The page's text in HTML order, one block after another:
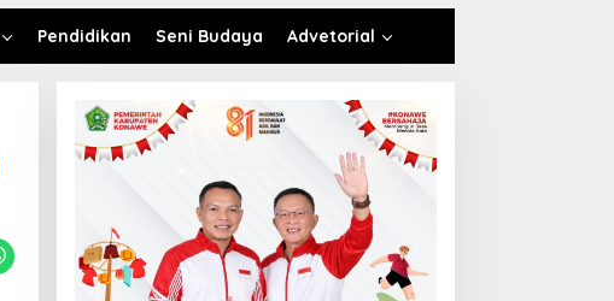
Pendidikan Seni Budaya Advetorial